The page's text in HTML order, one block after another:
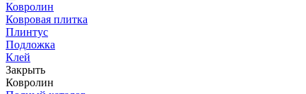
Ковролин
Ковровая плитка
Плинтус
Подложка
Клей
Закрыть
Ковролин